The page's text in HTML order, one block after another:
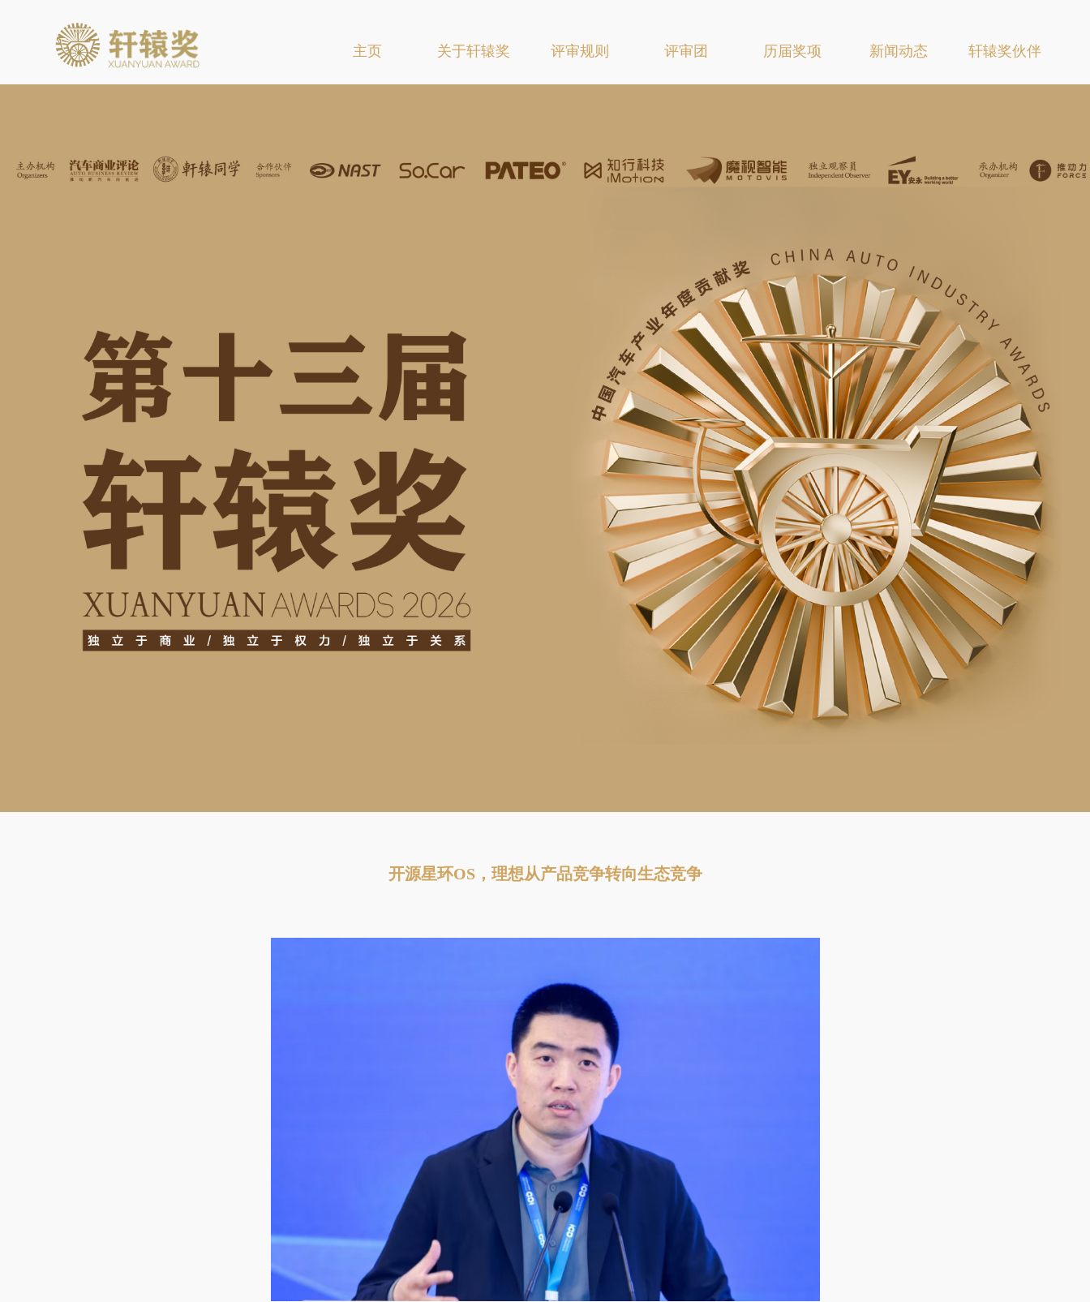
主页 关于轩辕奖 评审规则 评审团 历届奖项 新闻动态 轩辕奖伙伴
开源星环OS，理想从产品竞争转向生态竞争